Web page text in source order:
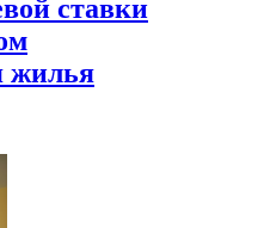
ставки
жилья